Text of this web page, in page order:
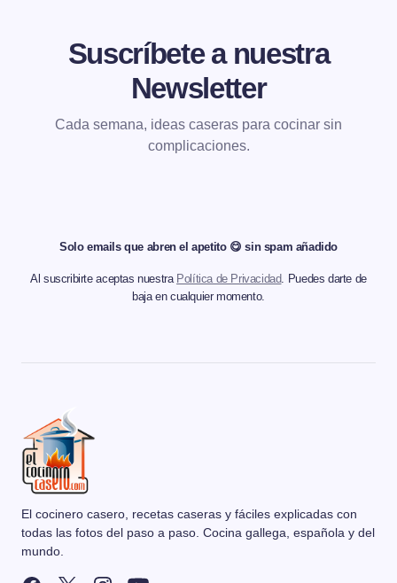
Suscríbete a nuestra
Newsletter
Cada semana, ideas caseras para cocinar sin
complicaciones.
Solo emails que abren el apetito 😋 sin spam añadido
Al suscribirte aceptas nuestra Política de Privacidad. Puedes darte de
baja en cualquier momento.
El cocinero casero, recetas caseras y fáciles explicadas con
todas las fotos del paso a paso. Cocina gallega, española y del
mundo.